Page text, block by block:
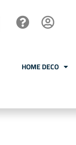
HOME DECO